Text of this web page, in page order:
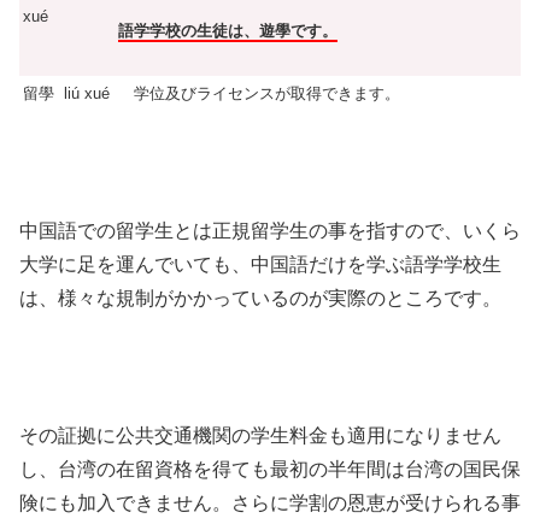
xué
語学学校の生徒は、遊學です。
留學 liú xué 学位及びライセンスが取得できます。
中国語での留学生とは正規留学生の事を指すので、いくら
大学に足を運んでいても、中国語だけを学ぶ語学学校生
は、様々な規制がかかっているのが実際のところです。
その証拠に公共交通機関の学生料金も適用になりません
し、台湾の在留資格を得ても最初の半年間は台湾の国民保
険にも加入できません。さらに学割の恩恵が受けられる事